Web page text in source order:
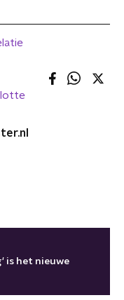
is het nieuwe